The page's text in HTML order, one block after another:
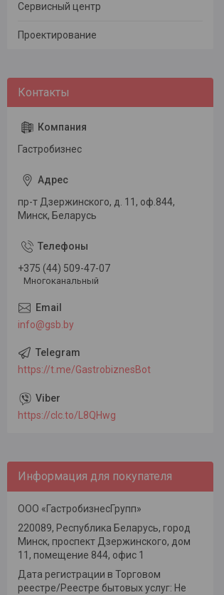
Сервисный центр
Проектирование
Гастробизнес
пр-т Дзержинского, д. 11, оф.844,
Минск, Беларусь
+375 (44) 509-47-07
Многоканальный
info@gsb.by
https://t.me/GastrobiznesBot
https://clc.to/L8QHwg
Информация для покупателя
ООО «ГастробизнесГрупп»
220089, Республика Беларусь, город
Минск, проспект Дзержинского, дом
11, помещение 844, офис 1
Дата регистрации в Торговом
реестре/Реестре бытовых услуг: Не